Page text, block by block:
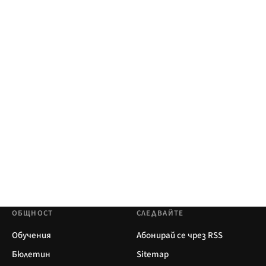
ОБЩНОСТ
Обучения
Бюлетин
СЛЕДВАЙТЕ
Абонирай се чрез RSS
Sitemap